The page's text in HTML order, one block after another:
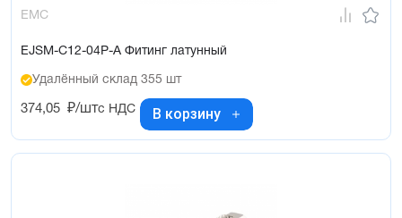
EMC
EJSM-C12-04P-A Фитинг латунный
Удалённый склад 355 шт
374,05 ₽/штс НДС В корзину